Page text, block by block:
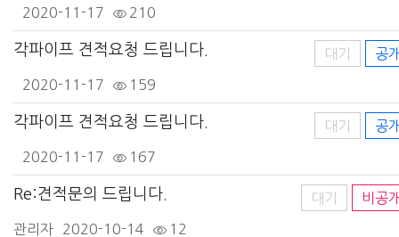
2020-11-17 210
각파이프 견적요청 드립니다. 대기 공
2020-11-17 159
각파이프 견적요청 드립니다. 대기 공
2020-11-17 167
Re:견적문의 드립니다. 대기 비공
관리자 2020-10-14 12